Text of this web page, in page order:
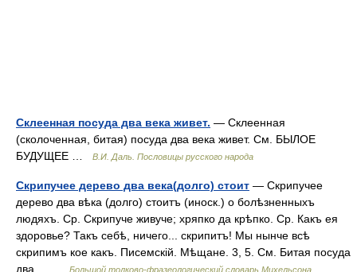
Склеенная посуда два века живет. — Склеенная
(сколоченная, битая) посуда два века живет. См. БЫЛОЕ
БУДУЩЕЕ …
В.И. Даль. Пословицы русского народа
Скрипучее дерево два века(долго) стоит — Скрипучее
дерево два вѣка (долго) стоитъ (иноск.) о болѣзненныхъ
людяхъ. Ср. Скрипуче живуче; хряпко да крѣпко. Ср. Какъ ея
здоровье? Такъ себѣ, ничего... скрипитъ! Мы нынче всѣ
скрипимъ кое какъ. Писемскій. Мѣщане. 3, 5. См. Битая посуда
два… …
Большой толково-фразеологический словарь Михельсона